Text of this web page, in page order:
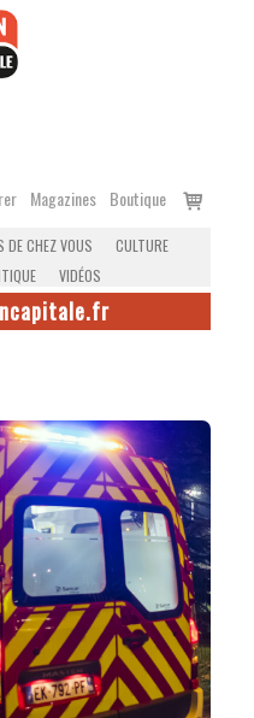
Magazines Boutique
Voir
DE CHEZ VOUS
CULTURE
VIDÉOS